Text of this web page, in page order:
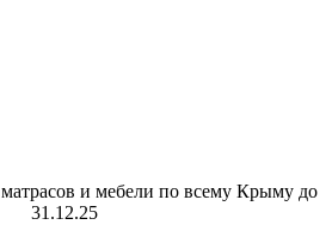
матрасов и мебели по всему Крыму до
31.12.25